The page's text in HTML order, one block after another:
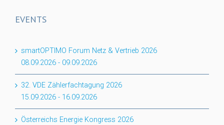
EVENTS
smartOPTIMO Forum Netz & Vertrieb 2026
08.09.2026 - 09.09.2026
32. VDE Zählerfachtagung 2026
15.09.2026 - 16.09.2026
Österreichs Energie Kongress 2026